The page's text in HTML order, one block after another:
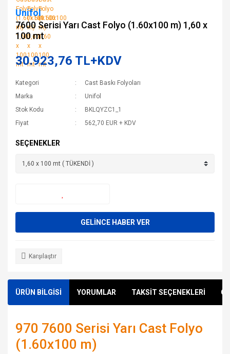
Unifol
7600 Serisi Yarı Cast Folyo (1.60x100 m) 1,60 x
100 mt
30.923,76 TL+KDV
Kategori
Cast Baskı Folyoları
Marka
Unifol
Stok Kodu
BKLQYZC1_1
Fiyat
562,70 EUR + KDV
SEÇENEKLER
GELİNCE HABER VER
Karşılaştır
ÜRÜN BİLGİSİ YORUMLAR TAKSİT SEÇENEKLERİ
970 7600 Serisi Yarı Cast Folyo
(1.60x100 m)